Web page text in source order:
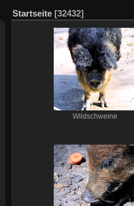
Startseite [32432]
Wildschweine